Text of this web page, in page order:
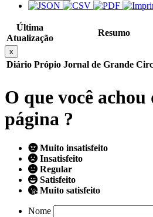
Última
Atualização
Resumo
x
Diário Própio Jornal de Grande
O que você achou
página ?
Muito insatisfeito
Insatisfeito
Regular
Satisfeito
Muito satisfeito
Nome